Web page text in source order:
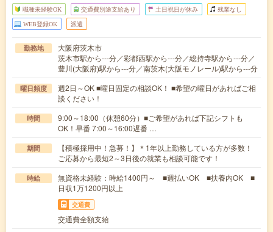
職種未経験OK 交通費別途支給あり 土日祝日が休み 残業なし
WEB登録OK 派遣
勤務地
大阪府茨木市
茨木市駅から---分／彩都西駅から---分／総持寺駅から---分／
豊川(大阪府)駅から---分／南茨木(大阪モノレール)駅から---分
曜日頻度
週2日～OK ■曜日固定の相談OK！ ■希望の曜日があればご相
談ください！
時間
9:00～18:00（休憩60分）■ご希望があれば下記シフトも
OK！早番 7:00～16:00遅番 …
期間
【積極採用中！急募！】＊1年以上勤務している方が多数！
ご応募から最短2～3日後の就業も相談可能です！
時給
無資格未経験：時給1400円～ ■週払いOK ■扶養内OK ■
日収1万1200円以上
交通費
交通費全額支給